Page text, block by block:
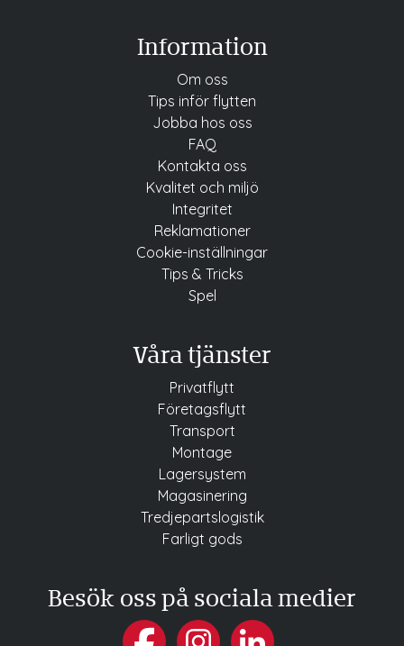
Information
Om oss
Tips inför flytten
Jobba hos oss
FAQ
Kontakta oss
Kvalitet och miljö
Integritet
Reklamationer
Cookie-inställningar
Tips & Tricks
Spel
Våra tjänster
Privatflytt
Företagsflytt
Transport
Montage
Lagersystem
Magasinering
Tredjepartslogistik
Farligt gods
Besök oss på sociala medier